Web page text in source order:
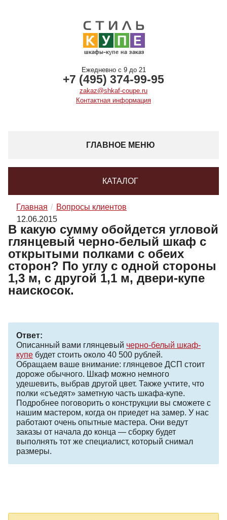
Ежедневно с 9 до 21
+7 (495) 374-99-95
zakaz@shkaf-coupe.ru
Контактная информация
ГЛАВНОЕ МЕНЮ
КАТАЛОГ
Главная
Вопросы клиентов
12.06.2015
В какую сумму обойдется угловой
глянцевый черно-белый шкаф с
открытыми полками с обеих
сторон? По углу с одной стороны
1,3 м, с другой 1,1 м, двери-купе
наискосок.
Ответ:
Описанный вами глянцевый черно-белый шкаф-
купе будет стоить около 40 500 рублей.
Обращаем ваше внимание: глянцевое ДСП стоит
дороже обычного. Шкаф можно немного
удешевить, выбрав другой цвет. Также учтите, что
полки «съедят» заметную часть шкафа-купе.
Подробнее поговорить о конструкции вы сможете с
нашим мастером, когда он приедет на замер. У нас
работают очень опытные мастера. Они ведут
заказы от начала до конца — сборку будет
выполнять тот же специалист, который снимал
размеры.